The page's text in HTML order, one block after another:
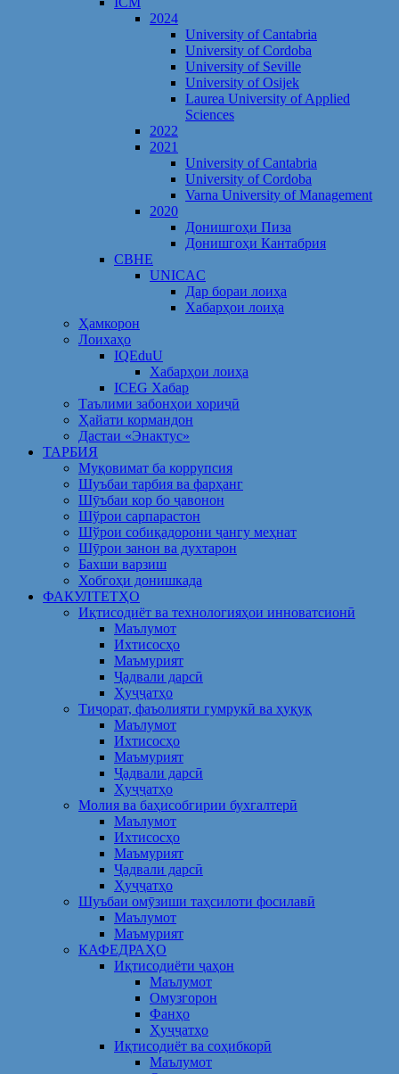
2024
University of Cantabria
University of Cordoba
University of Seville
University of Osijek
Laurea University of Applied
Sciences
2022
2021
University of Cantabria
University of Cordoba
Varna University of Management
2020
Донишгоҳи Пиза
Донишгоҳи Кантабрия
CBHE
UNICAC
Дар бораи лоиҳа
Хабарҳои лоиҳа
Ҳамкорон
Лоихаҳо
IQEduU
Хабарҳои лоиҳа
ICEG Хабар
Таълими забонҳои хориҷӣ
Ҳайати кормандон
Дастаи «Энактус»
ТАРБИЯ
Муқовимат ба коррупсия
Шуъбаи тарбия ва фарҳанг
Шӯъбаи кор бо ҷавонон
Шўрои сарпарастон
Шўрои собиқадорони ҷангу меҳнат
Шӯрои занон ва духтарон
Бахши варзиш
Хобгоҳи донишкада
ФАКУЛТЕТҲО
Иқтисодиёт ва технологияҳои инноватсионӣ
Маълумот
Ихтисосҳо
Маъмурият
Ҷадвали дарсӣ
Ҳуҷҷатҳо
Тиҷорат, фаъолияти гумрукӣ ва ҳуқуқ
Маълумот
Ихтисосҳо
Маъмурият
Ҷадвали дарсӣ
Ҳуҷҷатҳо
Молия ва баҳисобгирии бухгалтерӣ
Маълумот
Ихтисосҳо
Маъмурият
Ҷадвали дарсӣ
Ҳуҷҷатҳо
Шуъбаи омӯзиши таҳсилоти фосилавӣ
Маълумот
Маъмурият
КАФЕДРАҲО
Иқтисодиёти ҷаҳон
Маълумот
Омузгорон
Фанҳо
Ҳуҷҷатҳо
Иқтисодиёт ва соҳибкорӣ
Маълумот